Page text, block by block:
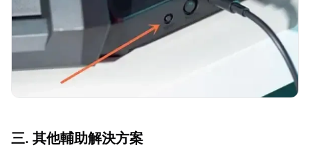
三. 其他輔助解決方案